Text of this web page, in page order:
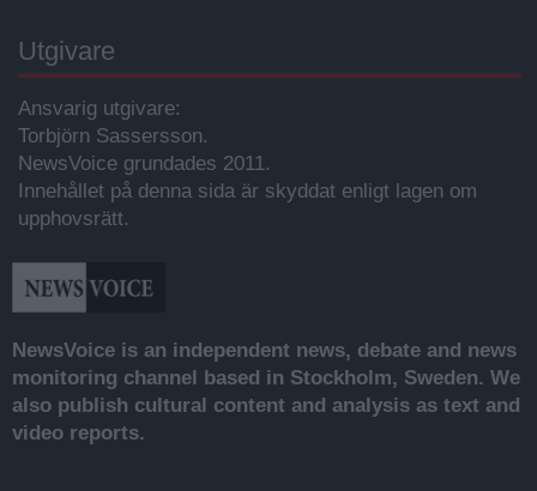
Utgivare
Ansvarig utgivare:
Torbjörn Sassersson.
NewsVoice grundades 2011.
Innehållet på denna sida är skyddat enligt lagen om
upphovsrätt.
NewsVoice is an independent news, debate and news
monitoring channel based in Stockholm, Sweden. We
also publish cultural content and analysis as text and
video reports.